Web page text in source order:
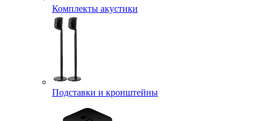
Комплекты акустики
Подставки и кронштейны